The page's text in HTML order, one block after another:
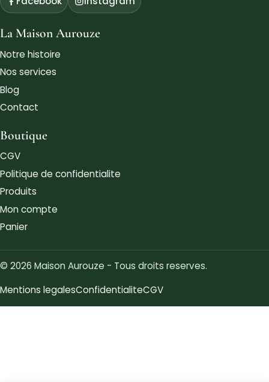
La Maison Aurouze
Notre histoire
Nos services
Blog
Contact
Boutique
CGV
Politique de confidentialite
Produits
Mon compte
Panier
© 2026 Maison Aurouze - Tous droits reserves.
Mentions legalesConfidentialiteCGV